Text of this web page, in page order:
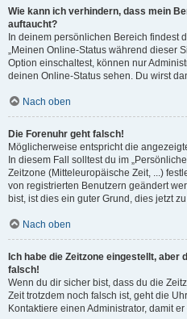
Wie kann ich verhindern, dass mein
auftaucht?
In deinem persönlichen Bereich findest
„Meinen Online-Status während dieser
Option einschaltest, können nur
deinen Online-Status sehen. Du wirst
Nach oben
Die Forenuhr geht falsch!
Möglicherweise entspricht die
In diesem Fall solltest du im
Zeitzone (Mitteleuropäische Zeit, ...)
von registrierten Benutzern geändert
bist, ist dies ein guter Grund, dies jetzt
Nach oben
Ich habe die Zeitzone eingestellt, aber
falsch!
Wenn du dir sicher bist, dass du die
Zeit trotzdem noch falsch ist, geht die
Kontaktiere einen Administrator, damit